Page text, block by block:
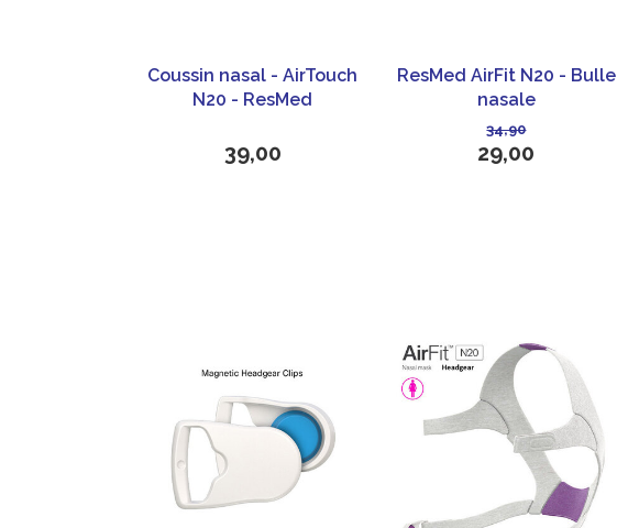
Coussin nasal - AirTouch
N20 - ResMed
39,00
ResMed AirFit N20 - Bulle
nasale
34,90
29,00